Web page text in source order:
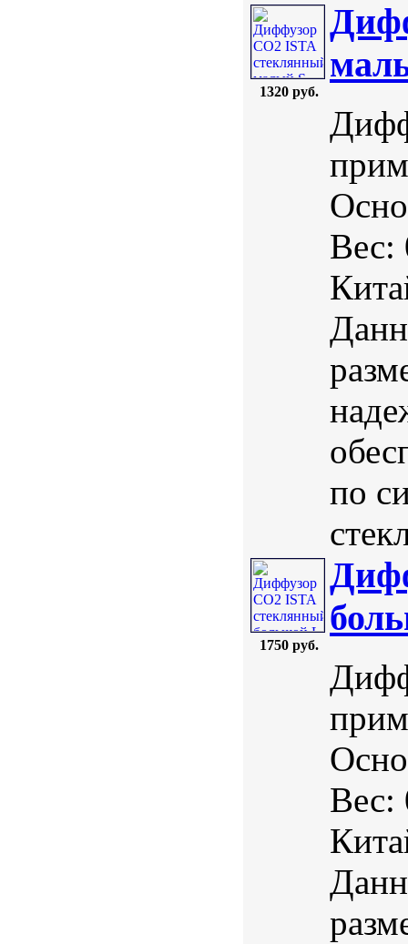
1320 руб.
Вес:
по
1750 руб.
Вес: